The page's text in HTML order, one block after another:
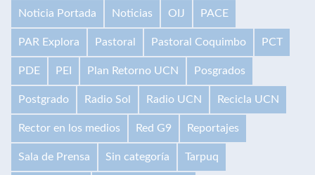
Noticia Portada Noticias OIJ PACE
PAR Explora Pastoral Pastoral Coquimbo PCT
PDE PEI Plan Retorno UCN Posgrados
Postgrado Radio Sol Radio UCN Recicla UCN
Rector en los medios Red G9 Reportajes
Sala de Prensa Sin categoría Tarpuq